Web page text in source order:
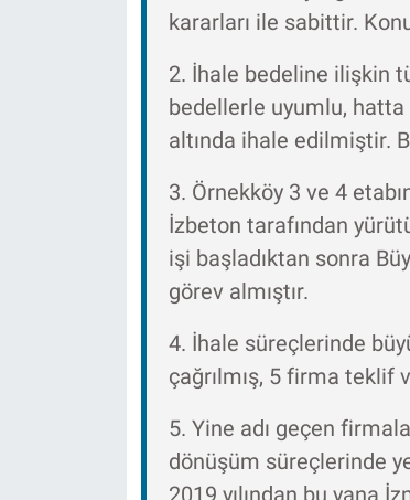
kararları ile sabittir.
2. İhale bedeline ilişkin
bedellerle uyumlu,
altında ihale edilmiştir.
3. Örnekköy 3 ve 4
İzbeton tarafından
işi başladıktan sonra
görev almıştır.
4. İhale süreçlerinde
çağrılmış, 5 firma teklif
5. Yine adı geçen
dönüşüm süreçlerinde
2019 yılından bu yana